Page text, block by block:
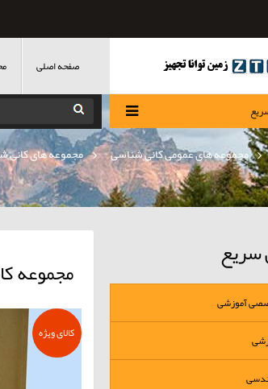
صفحه اصلی
> مجموعه های عمومی کانی شناسی » مجموعه های کانی
آموزشی
مجموعه
کالای ویژه